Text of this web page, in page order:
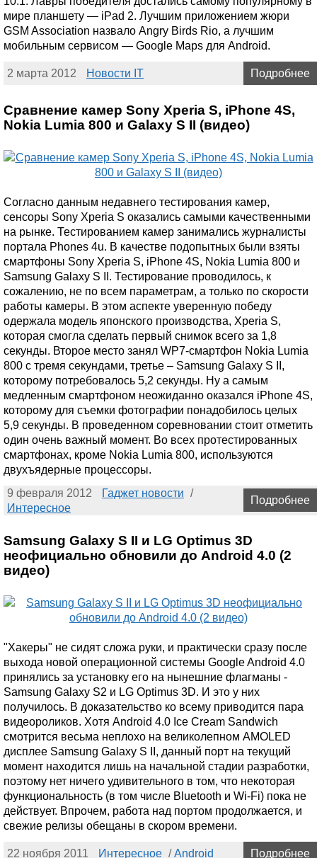
мире планшету — iPad 2. Лучшим приложением жюри
GSM Association назвало Angry Birds Rio, а лучшим
мобильным сервисом — Google Maps для Android.
2 марта 2012 Новости IT Подробнее
Сравнение камер Sony Xperia S, iPhone 4S,
Nokia Lumia 800 и Galaxy S II (видео)
Согласно данным недавнего тестирования камер,
сенсоры Sony Xperia S оказались самыми качественными
на рынке. Тестированием камер занимались журналисты
портала Phones 4u. В качестве подопытных были взяты
смартфоны Sony Xperia S, iPhone 4S, Nokia Lumia 800 и
Samsung Galaxy S II. Тестирование проводилось, к
сожалению, не по всем параметрам, а только по скорости
работы камеры. В этом аспекте уверенную победу
одержала модель японского производства, Xperia S,
которая смогла сделать первый снимок всего за 1,8
секунды. Второе место занял WP7-смартфон Nokia Lumia
800 с тремя секундами, третье – Samsung Galaxy S II,
которому потребовалось 5,2 секунды. Ну а самым
медленным смартфоном неожиданно оказался iPhone 4S,
которому для съемки фотографии понадобилось целых
5,9 секунды. В проведенном соревновании стоит отметить
один очень важный момент. Во всех протестированных
смартфонах, кроме Nokia Lumia 800, используются
двухъядерные процессоры.
9 февраля 2012
Гаджет новости /
Интересное
Подробнее
Samsung Galaxy S II и LG Optimus 3D
неофициально обновили до Android 4.0 (2
видео)
"Хакеры" не сидят сложа руки, и практически сразу после
выхода новой операционной системы Google Android 4.0
принялись за установку его на нынешние флагманы -
Samsung Galaxy S2 и LG Optimus 3D. И это у них
получилось. В доказательство ко всему приводится пара
видеороликов. Хотя Android 4.0 Ice Cream Sandwich
смотрится весьма неплохо на великолепном AMOLED
дисплее Samsung Galaxy S II, данный порт на текущий
момент находится лишь на начальной стадии разработки,
поэтому нет ничего удивительного в том, что некоторая
функциональность (в том числе Bluetooth и Wi-Fi) пока не
действует. Впрочем, работа над портом продолжается, и
свежие релизы обещаны в скором времени.
22 ноября 2011 Интересное /Android Подробнее